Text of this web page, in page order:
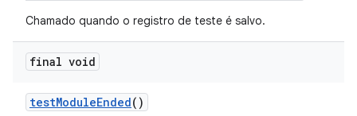
Chamado quando o registro de teste é salvo.
final void
testModuleEnded()